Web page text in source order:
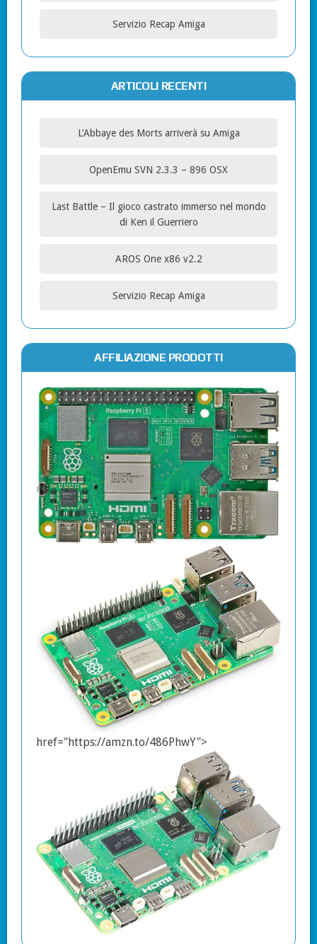
Servizio Recap Amiga
ARTICOLI RECENTI
L’Abbaye des Morts arriverà su Amiga
OpenEmu SVN 2.3.3 – 896 OSX
Last Battle – Il gioco castrato immerso nel mondo
di Ken il Guerriero
AROS One x86 v2.2
Servizio Recap Amiga
AFFILIAZIONE PRODOTTI
href="https://amzn.to/486PhwY">